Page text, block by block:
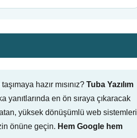
hazır mısınız? Tuba Yazılım
yanıtlarında en ön sıraya çıkaracak
yüksek dönüşümlü web sistemleri
önüne geçin. Hem Google hem